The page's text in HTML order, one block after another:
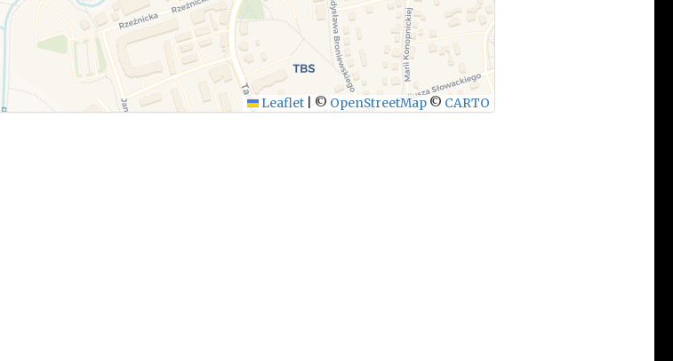
Leaflet © OpenStreetMap © CARTO